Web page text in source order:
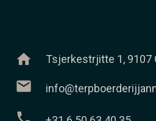
home Tsjerkestrjitte 1, 9107
mail